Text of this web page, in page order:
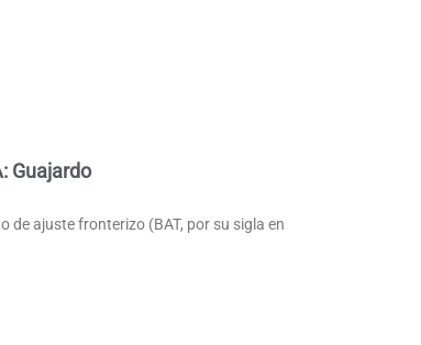
Guajardo
de ajuste fronterizo (BAT, por su sigla en